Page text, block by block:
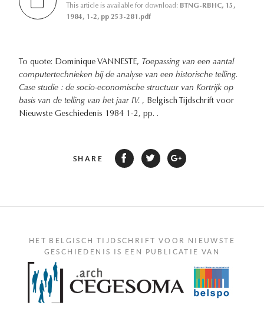
This article is available for download: BTNG-RBHC, 15,
1984, 1-2, pp 253-281.pdf
To quote: Dominique VANNESTE, Toepassing van een aantal
computertechnieken bij de analyse van een historische telling.
Case studie : de socio-economische structuur van Kortrijk op
basis van de telling van het jaar IV. , Belgisch Tijdschrift voor
Nieuwste Geschiedenis 1984 1-2, pp. .
SHARE
HET BELGISCH TIJDSCHRIFT VOOR NIEUWSTE
GESCHIEDENIS IS EEN PUBLICATIE VAN